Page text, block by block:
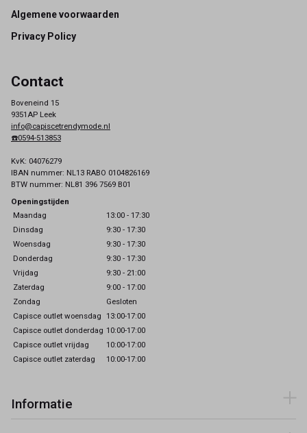
Footer
Algemene voorwaarden
Privacy Policy
Contact
Boveneind 15
9351AP Leek
info@capiscetrendymode.nl
☎️0594-513853
KvK: 04076279
IBAN nummer: NL13 RABO 0104826169
BTW nummer: NL81 396 7569 B01
Openingstijden
Maandag
13:00 - 17:30
Dinsdag
9:30 - 17:30
Woensdag
9:30 - 17:30
Donderdag
9:30 - 17:30
Vrijdag
9:30 - 21:00
Zaterdag
9:00 - 17:00
Zondag
Gesloten
Capisce outlet woensdag 13:00-17:00
Capisce outlet donderdag 10:00-17:00
Capisce outlet vrijdag
10:00-17:00
Capisce outlet zaterdag
10:00-17:00
Informatie